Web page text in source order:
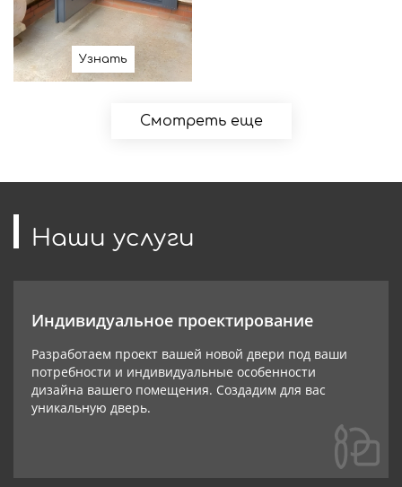
Узнать
Смотреть еще
Наши услуги
Индивидуальное проектирование
Разработаем проект вашей новой двери под ваши
потребности и индивидуальные особенности
дизайна вашего помещения. Создадим для вас
уникальную дверь.